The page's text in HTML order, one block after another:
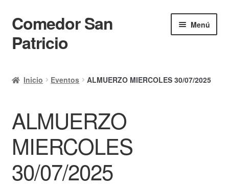
Ir
a
la
Ir
al
contenido
Comedor San
Patricio
Menú
Calendario
Mi cuenta
Ayuda Rapida
Finalizar compra
Inicio Eventos ALMUERZO MIERCOLES 30/07/2025
ALMUERZO
MIERCOLES
30/07/2025